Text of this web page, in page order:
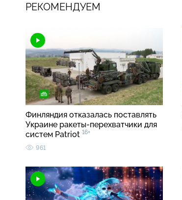
РЕКОМЕНДУЕМ
Финляндия отказалась поставлять
Украине ракеты-перехватчики для
систем Patriot 16+
961